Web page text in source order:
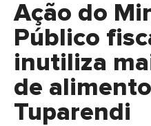
Ação do
Público
inutiliza
de
Tuparendi